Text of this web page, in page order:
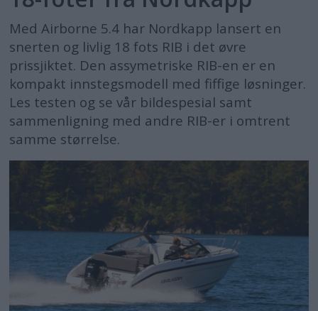
Med Airborne 5.4 har Nordkapp lansert en
snerten og livlig 18 fots RIB i det øvre
prissjiktet. Den assymetriske RIB-en er en
kompakt innstegsmodell med fiffige løsninger.
Les testen og se vår bildespesial samt
sammenligning med andre RIB-er i omtrent
samme størrelse.